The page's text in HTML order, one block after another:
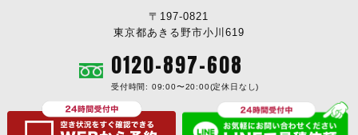
〒197-0821
東京都あきる野市小川619
0120-897-608
受付時間: 09:00〜20:00(定休日なし)